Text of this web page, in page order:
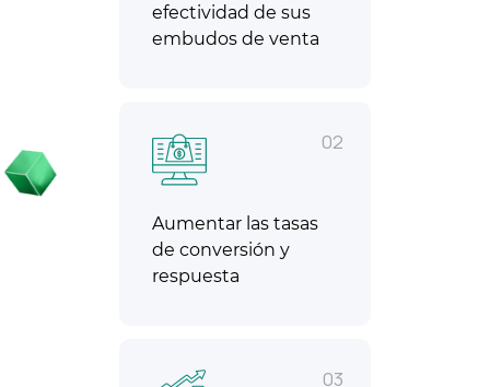
efectividad de sus
embudos de venta
02
Aumentar las tasas
de conversión y
respuesta
03